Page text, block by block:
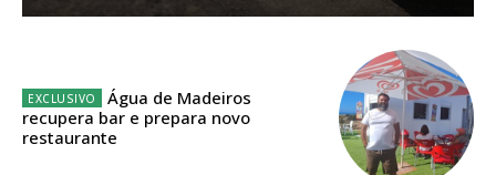
Faça-se assinante do Região de Cister e ajude-nos a manter este serviço
Sendo assinante terá acesso a todos os conteúdos exclusivos e versões
digitais.
Escolha o plano de assinatura desejado:
Água de Madeiros
recupera bar e prepara novo
restaurante